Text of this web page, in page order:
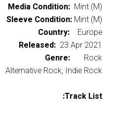
Media Condition: Mint (M)
Sleeve Condition: Mint (M)
Country: Europe
Released: 23 Apr 2021
Genre: Rock
Alternative Rock, Indie Rock
Track List: